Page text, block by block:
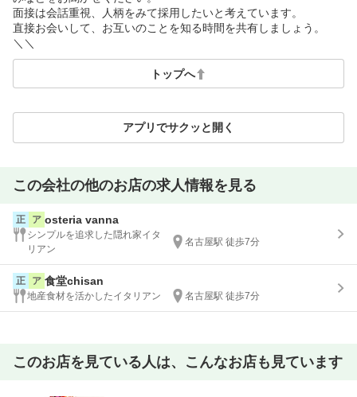
面接は会話重視、人柄をみて採用したいと考えています。
直接お会いして、お互いのことを知る時間を共有しましょう。
＼＼
トップへ
アプリでサクッと開く
この会社の他のお店の求人情報を見る
正 ア osteria vanna
シンプルを追求した隠れ家イタ
リアン
名古屋駅 徒歩7分
正 ア 食堂chisan
地産食材を活かしたイタリアン 名古屋駅 徒歩7分
このお店を見ている人は、こんなお店も見ています